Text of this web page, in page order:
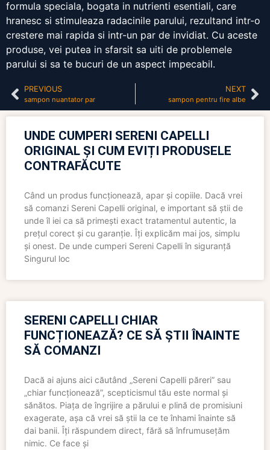
formula speciala, bogata in nutrienti esentiali, care
hranesc si stimuleaza radacinile parului, rezultand intr-o
crestere mai rapida si intr-un par de invidiat. Cu aceste
produse, vei putea in sfarsit sa uiti de problemele
parului si sa te bucuri de un aspect impecabil.
PREVIOUS
sampon nuantator par
NEXT
sampon pentru fire albe
UNDE CUMPERI SERENI CAPELLI
ORIGINAL ȘI CUM EVIȚI PRODUSELE
CONTRAFĂCUTE
Când un produs funcționează, apar și copiile. Dacă vrei
să comanzi Sereni Capelli original, e important să știi de
unde îl iei ca să primești exact tratamentul autentic, la
prețul corect și cu garanție. Îți explicăm mai jos, simplu
și onest. De unde cumperi Sereni Capelli în siguranță
Singurul loc
SERENI CAPELLI CHIAR
FUNCȚIONEAZĂ? CE SĂ ȘTII ÎNAINTE
SĂ COMANZI
Dacă ai ajuns aici căutând „Sereni Capelli păreri” sau
„chiar funcționează”, scepticismul tău este normal și
sănătos. Piața de îngrijire a părului e plină de promisiuni
exagerate, așa că vrei să știi la ce te înhami înainte să
dai banii. Îți răspundem direct, fără să înfrumusețăm
nimic. Ce face și